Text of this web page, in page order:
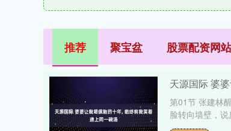
推荐 聚宝盆 股票配资网站
天源国际 婆
第01节 张建林
脸转向墙壁，